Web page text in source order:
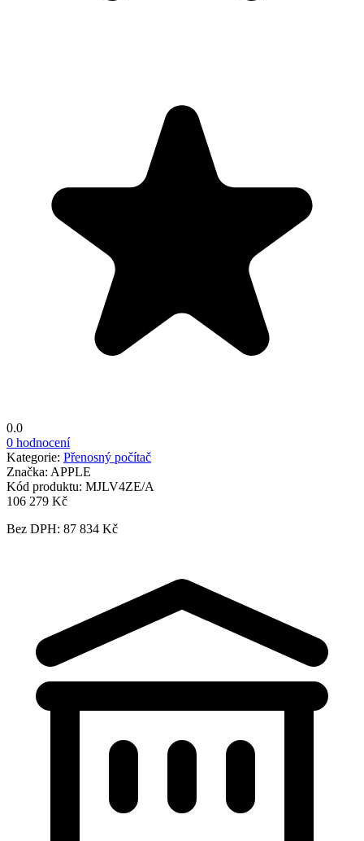
0.0
0 hodnocení
Kategorie: Přenosný počítač
Značka: APPLE
Kód produktu: MJLV4ZE/A
106 279 Kč
Bez DPH: 87 834 Kč